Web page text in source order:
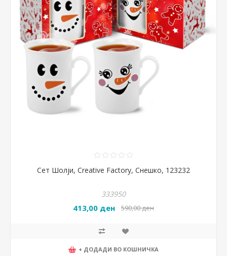
Сет Шолји, Creative Factory, Снешко, 123232
333950
413,00 ден 590,00 ден
+ ДОДАДИ ВО КОШНИЧКА